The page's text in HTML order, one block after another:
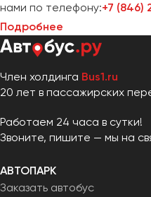
нами по телефону:+7 (846)
Подробнее
Член холдинга Bus1.ru
20 лет в пассажирских
Работаем 24 часа в сутки!
Звоните, пишите — мы на
АВТОПАРК
Заказать автобус